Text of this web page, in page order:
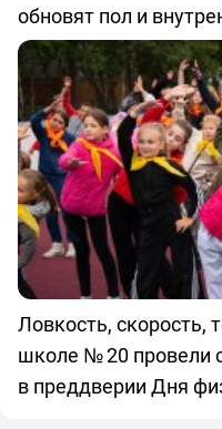
обновят пол и
Ловкость, скорость,
школе № 20 провели
в преддверии Дня